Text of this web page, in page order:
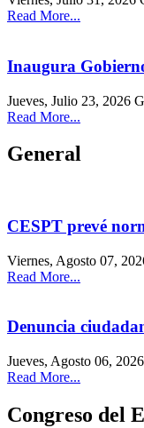
Read More...
Inaugura
Jueves, Julio 23, 2026
Read More...
General
CESPT prevé
Viernes, Agosto 07,
Read More...
Denuncia
Jueves, Agosto 06, 2026
Read More...
Congreso del